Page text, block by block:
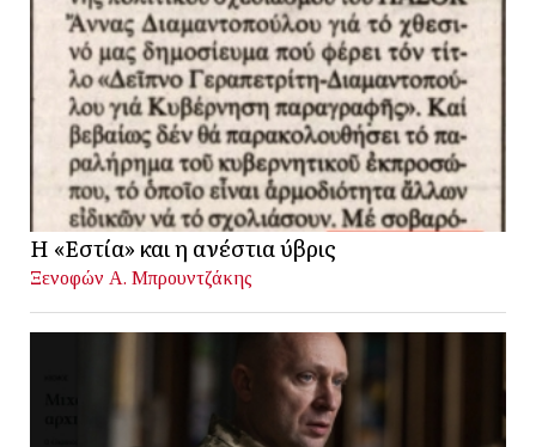
Η «Εστία» και η ανέστια ύβρις
Ξενοφών Α. Μπρουντζάκης